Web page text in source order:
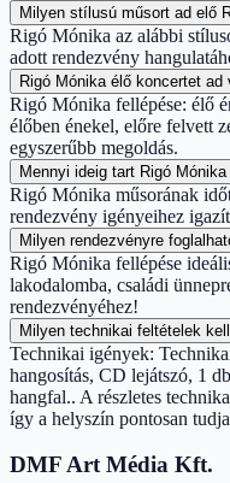
Milyen stílusú műsort ad elő
Rigó Mónika az alábbi
adott rendezvény
Rigó Mónika élő koncertet ad
Rigó Mónika fellépése: élő
élőben énekel, előre felvett
egyszerűbb megoldás.
Mennyi ideig tart Rigó
Rigó Mónika műsorának
rendezvény igényeihez
Milyen rendezvényre
Rigó Mónika fellépése
lakodalomba, családi
rendezvényéhez!
Milyen technikai feltételek
Technikai igények:
hangosítás, CD lejátszó, 1
hangfal.. A részletes
így a helyszín pontosan
DMF Art Média Kft.